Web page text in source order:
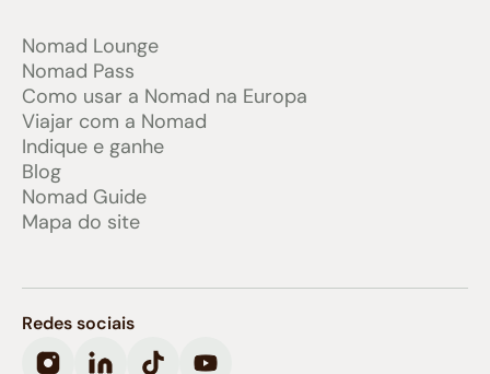
Nomad Lounge
Nomad Pass
Como usar a Nomad na Europa
Viajar com a Nomad
Indique e ganhe
Blog
Nomad Guide
Mapa do site
Redes sociais